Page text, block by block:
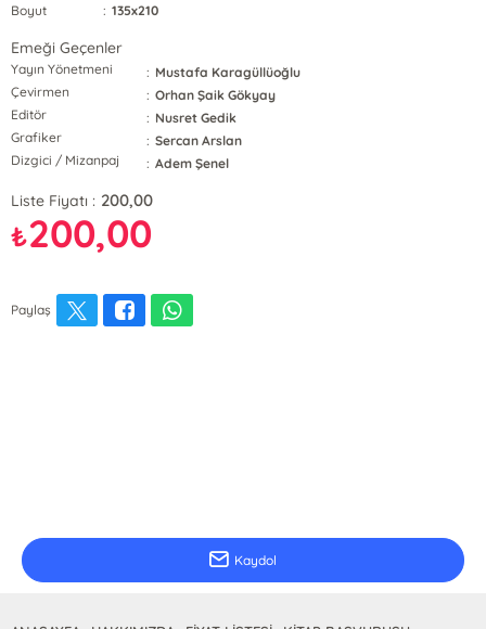
Boyut
: 135x210
Emeği Geçenler
Yayın Yönetmeni : Mustafa Karagüllüoğlu
Çevirmen
: Orhan Şaik Gökyay
Editör
: Nusret Gedik
Grafiker
: Sercan Arslan
Dizgici / Mizanpaj
: Adem Şenel
Liste Fiyatı : 200,00
₺200,00
Paylaş
Kaydol